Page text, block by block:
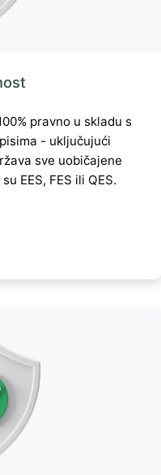
pravno u skladu s
- uključujući
sve uobičajene
EES, FES ili QES.